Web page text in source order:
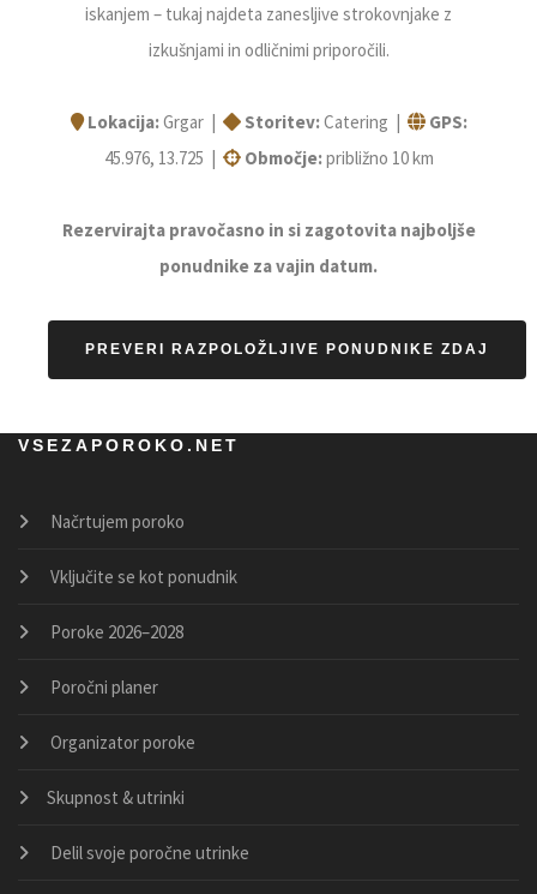
iskanjem – tukaj najdeta zanesljive strokovnjake z
izkušnjami in odličnimi priporočili.
Lokacija:Grgar | Storitev:Catering |
GPS:
45.976, 13.725 |
Območje:približno 10 km
Rezervirajta pravočasno in si zagotovita najboljše
ponudnike za vajin datum.
PREVERI RAZPOLOŽLJIVE PONUDNIKE ZDAJ
VSEZAPOROKO.NET
Načrtujem poroko
Vključite se kot ponudnik
Poroke 2026–2028
Poročni planer
Organizator poroke
Skupnost & utrinki
Delil svoje poročne utrinke